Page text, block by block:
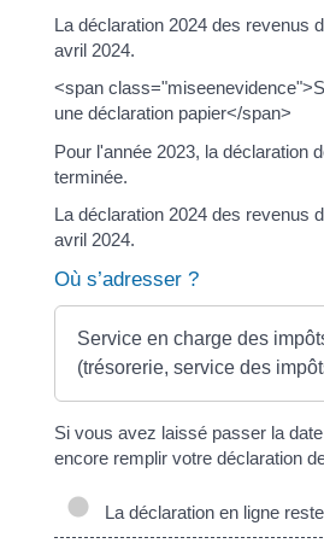
La déclaration 2024 des revenus
avril 2024.
<span
une déclaration papier</span>
Pour l'année 2023, la déclaration
terminée.
La déclaration 2024 des revenus
avril 2024.
Où s’adresser ?
Service en charge des
(trésorerie, service des
Si vous avez laissé passer la
encore remplir votre déclaration
La déclaration en ligne